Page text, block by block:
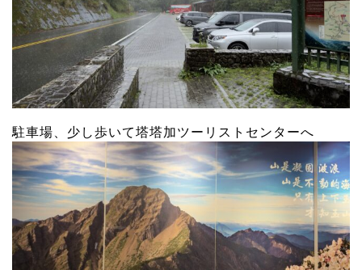
駐車場、少し歩いて塔塔加ツーリストセンターへ